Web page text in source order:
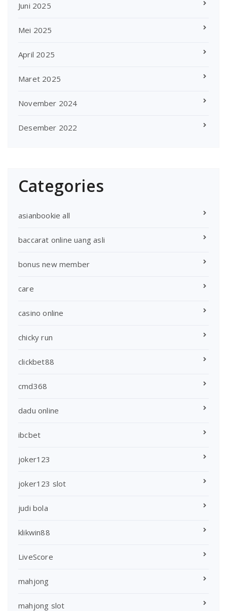
Juni 2025
Mei 2025
April 2025
Maret 2025
November 2024
Desember 2022
Categories
asianbookie all
baccarat online uang asli
bonus new member
care
casino online
chicky run
clickbet88
cmd368
dadu online
ibcbet
joker123
joker123 slot
judi bola
klikwin88
LiveScore
mahjong
mahjong slot